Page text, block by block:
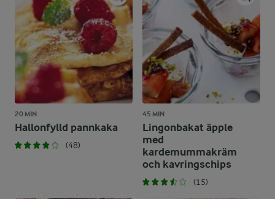
20 MIN
Hallonfylld pannkaka
(48)
45 MIN
Lingonbakat äpple
med
kardemummakräm
och kavringschips
(15)